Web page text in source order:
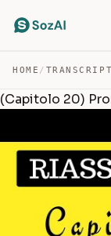
HOME /
(Capitolo 20)